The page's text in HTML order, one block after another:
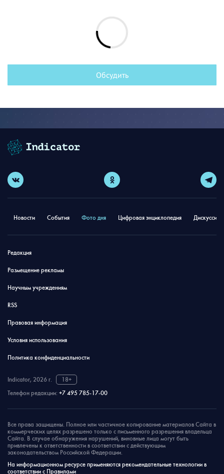
Обсудить
Новости События Фото дня Цифровая энциклопедия
Редакция
Размещение рекламы
Научным учреждениям
RSS
Правовая информация
Условия использования
Политика конфиденциальности
Indicator, 2026 г.
18+
Телефон редакции: +7 495 785-17-00
Все права защищены. Полное или частичное копирование материалов Сайта в
коммерческих целях разрешено только с письменного разрешения владельца
Сайта. В случае обнаружения нарушений, виновные лица могут быть
привлечены к ответственности в соответствии с действующим
законодательством Российской Федерации.
На информационном ресурсе применяются рекомендательные технологии в
соответствии с Правилами